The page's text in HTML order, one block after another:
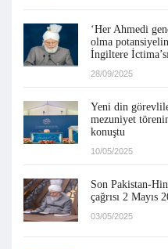
‘Her Ahmedi
olma
İngiltere
28/09/2025
Yeni din
mezuniyet
konuştu
10/05/2025
Son Pakistan-
çağrısı 2 Mayıs
03/05/2025